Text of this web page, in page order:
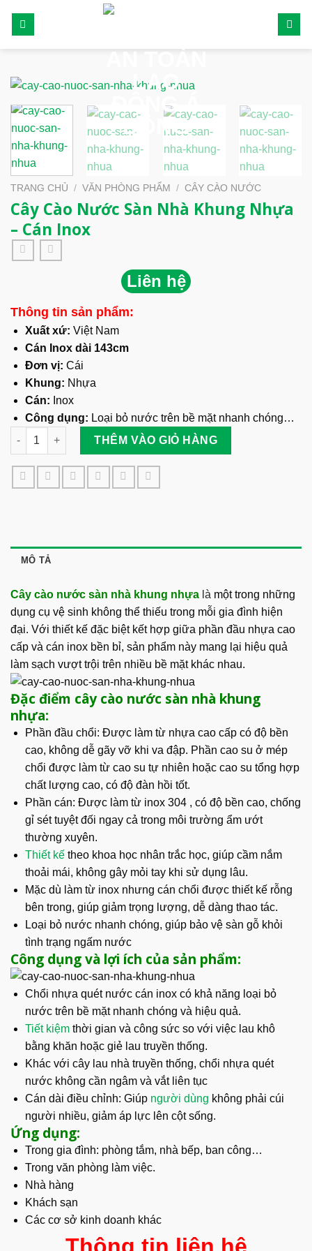
TRANG CHỦ / VĂN PHÒNG PHẨM / CÂY CÀO NƯỚC
Cây Cào Nước Sàn Nhà Khung Nhựa
– Cán Inox
Liên hệ
Thông tin sản phẩm:
Xuất xứ: Việt Nam
Cán Inox dài 143cm
Đơn vị: Cái
Khung: Nhựa
Cán: Inox
Công dụng: Loại bỏ nước trên bề mặt nhanh chóng…
Cây Cào Nước Sàn Nhà Khung Nhựa - Cán Inox số lượng
THÊM VÀO GIỎ HÀNG
MÔ TẢ
Cây cào nước sàn nhà khung nhựa à một trong những
dụng cụ vệ sinh không thể thiếu trong mỗi gia đình hiện
đại. Với thiết kế đặc biệt kết hợp giữa phần đầu nhựa cao
cấp và cán inox bền bỉ, sản phẩm này mang lại hiệu quả
làm sạch vượt trội trên nhiều bề mặt khác nhau.
Đặc điểm cây cào nước sàn nhà khung
nhựa:
Phần đầu chổi: Được làm từ nhựa cao cấp có độ bền
cao, không dễ gãy vỡ khi va đập. Phần cao su ở mép
chổi được làm từ cao su tự nhiên hoặc cao su tổng hợp
chất lượng cao, có độ đàn hồi tốt.
Phần cán: Được làm từ inox 304 , có độ bền cao, chống
gỉ sét tuyệt đối ngay cả trong môi trường ẩm ướt
thường xuyên.
Thiết kếtheo khoa học nhân trắc học, giúp cầm nắm
thoải mái, không gây mỏi tay khi sử dụng lâu.
Mặc dù làm từ inox nhưng cán chổi được thiết kế rỗng
bên trong, giúp giảm trọng lượng, dễ dàng thao tác.
Loại bỏ nước nhanh chóng, giúp bảo vệ sàn gỗ khỏi
tình trạng ngấm nước
Công dụng và lợi ích của sản phẩm:
Chổi nhựa quét nước cán inox có khả năng loại bỏ
nước trên bề mặt nhanh chóng và hiệu quả.
Tiết kiệmthời gian và công sức so với việc lau khô
bằng khăn hoặc giẻ lau truyền thống.
Khác với cây lau nhà truyền thống, chổi nhựa quét
nước không cần ngâm và vắt liên tục
Cán dài điều chỉnh: Giúp người dùng không phải cúi
người nhiều, giảm áp lực lên cột sống.
Ứng dụng:
Trong gia đình: phòng tắm, nhà bếp, ban công…
Trong văn phòng làm việc.
Nhà hàng
Khách sạn
Các cơ sở kinh doanh khác